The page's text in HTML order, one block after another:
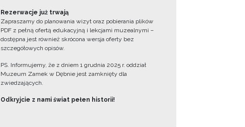
Rezerwacje już trwają
Zapraszamy do planowania wizyt oraz pobierania plików
PDF z pełną ofertą edukacyjną i lekcjami muzealnymi –
dostępna jest również skrócona wersja oferty bez
szczegółowych opisów.
PS. Informujemy, że z dniem 1 grudnia 2025 r. oddział
Muzeum Zamek w Dębnie jest zamknięty dla
zwiedzających.
Odkryjcie z nami świat pełen historii!